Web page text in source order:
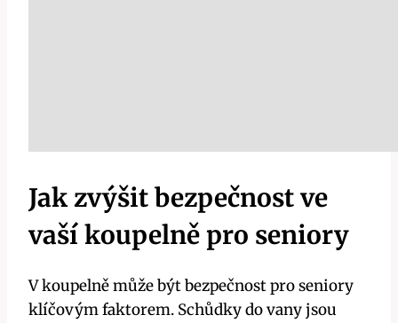
Jak zvýšit bezpečnost ve
vaší koupelně pro seniory
V koupelně může být bezpečnost pro seniory
klíčovým faktorem. Schůdky do vany jsou